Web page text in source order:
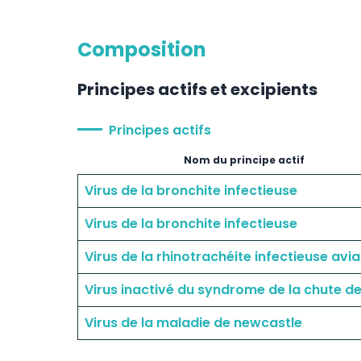
Composition
Principes actifs et excipients
Principes actifs
Nom du principe actif
Virus de la bronchite infectieuse
Virus de la bronchite infectieuse
Virus de la rhinotrachéite infectieuse
Virus inactivé du syndrome de la chute
Virus de la maladie de newcastle